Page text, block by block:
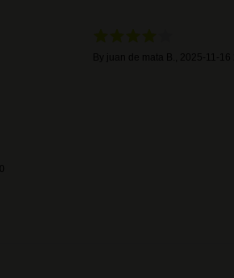
juan de mata B. 2025-11-16